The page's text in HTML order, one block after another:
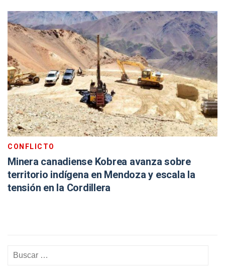
CONFLICTO
Minera canadiense Kobrea avanza sobre
territorio indígena en Mendoza y escala la
tensión en la Cordillera